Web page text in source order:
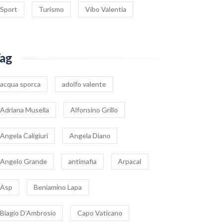
Sport Turismo Vibo Valentia
acqua sporca adolfo valente
Adriana Musella Alfonsino Grillo
Angela Caligiuri Angela Diano
Angelo Grande antimafia Arpacal
Asp Beniamino Lapa
Biagio D’Ambrosio Capo Vaticano